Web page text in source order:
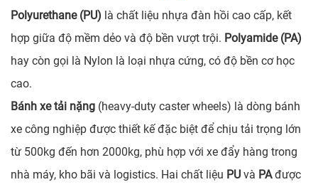
Polyurethane (PU) là chất liệu nhựa đàn hồi cao cấp, kết
hợp giữa độ mềm dẻo và độ bền vượt trội. Polyamide (PA)
hay còn gọi là Nylon là loại nhựa cứng, có độ bền cơ học
cao.
Bánh xe tải nặng (heavy-duty caster wheels) là dòng bánh
xe công nghiệp được thiết kế đặc biệt để chịu tải trọng lớn
từ 500kg đến hơn 2000kg, phù hợp với xe đẩy hàng trong
nhà máy, kho bãi và logistics. Hai chất liệu PU và PAđược